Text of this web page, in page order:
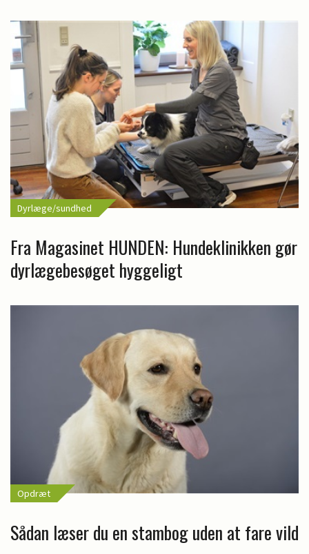
Dyrlæge/sundhed
Fra Magasinet HUNDEN: Hundeklinikken gør
dyrlægebesøget hyggeligt
Opdræt
Sådan læser du en stambog uden at fare vild